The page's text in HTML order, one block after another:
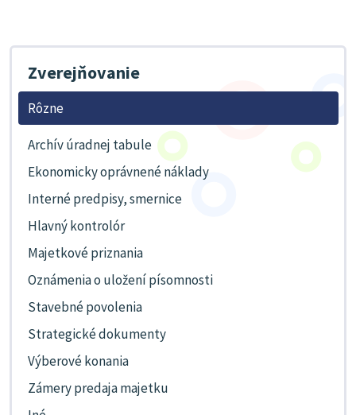
Zverejňovanie
Rôzne
Archív úradnej tabule
Ekonomicky oprávnené náklady
Interné predpisy, smernice
Hlavný kontrolór
Majetkové priznania
Oznámenia o uložení písomnosti
Stavebné povolenia
Strategické dokumenty
Výberové konania
Zámery predaja majetku